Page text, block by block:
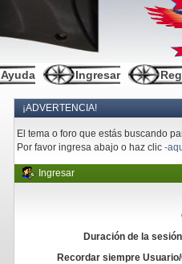
Ayuda Ingresar
¡ADVERTENCIA!
El tema o foro que estás buscando
Por favor ingresa abajo o haz clic-
Ingresar
Duración de la
Recordar siempre